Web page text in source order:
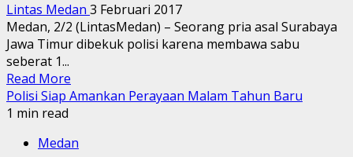
Lintas Medan 3 Februari 2017
Medan, 2/2 (LintasMedan) – Seorang pria asal Surabaya
Jawa Timur dibekuk polisi karena membawa sabu
seberat 1...
Read More
Polisi Siap Amankan Perayaan Malam Tahun Baru
1 min read
Medan